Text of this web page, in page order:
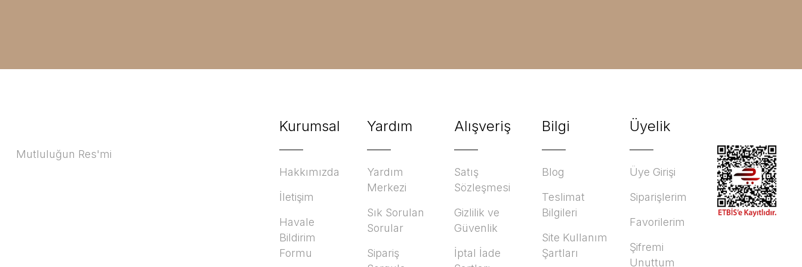
Mutluluğun Res'mi
Kurumsal
Hakkımızda
İletişim
Havale
Bildirim
Formu
Yardım
Yardım
Merkezi
Sık Sorulan
Sorular
Sipariş
Alışveriş
Satış
Sözleşmesi
Gizlilik ve
Güvenlik
İptal İade
Bilgi
Blog
Teslimat
Bilgileri
Site Kullanım
Şartları
Üyelik
Üye Girişi
Siparişlerim
Favorilerim
Şifremi
Unuttum